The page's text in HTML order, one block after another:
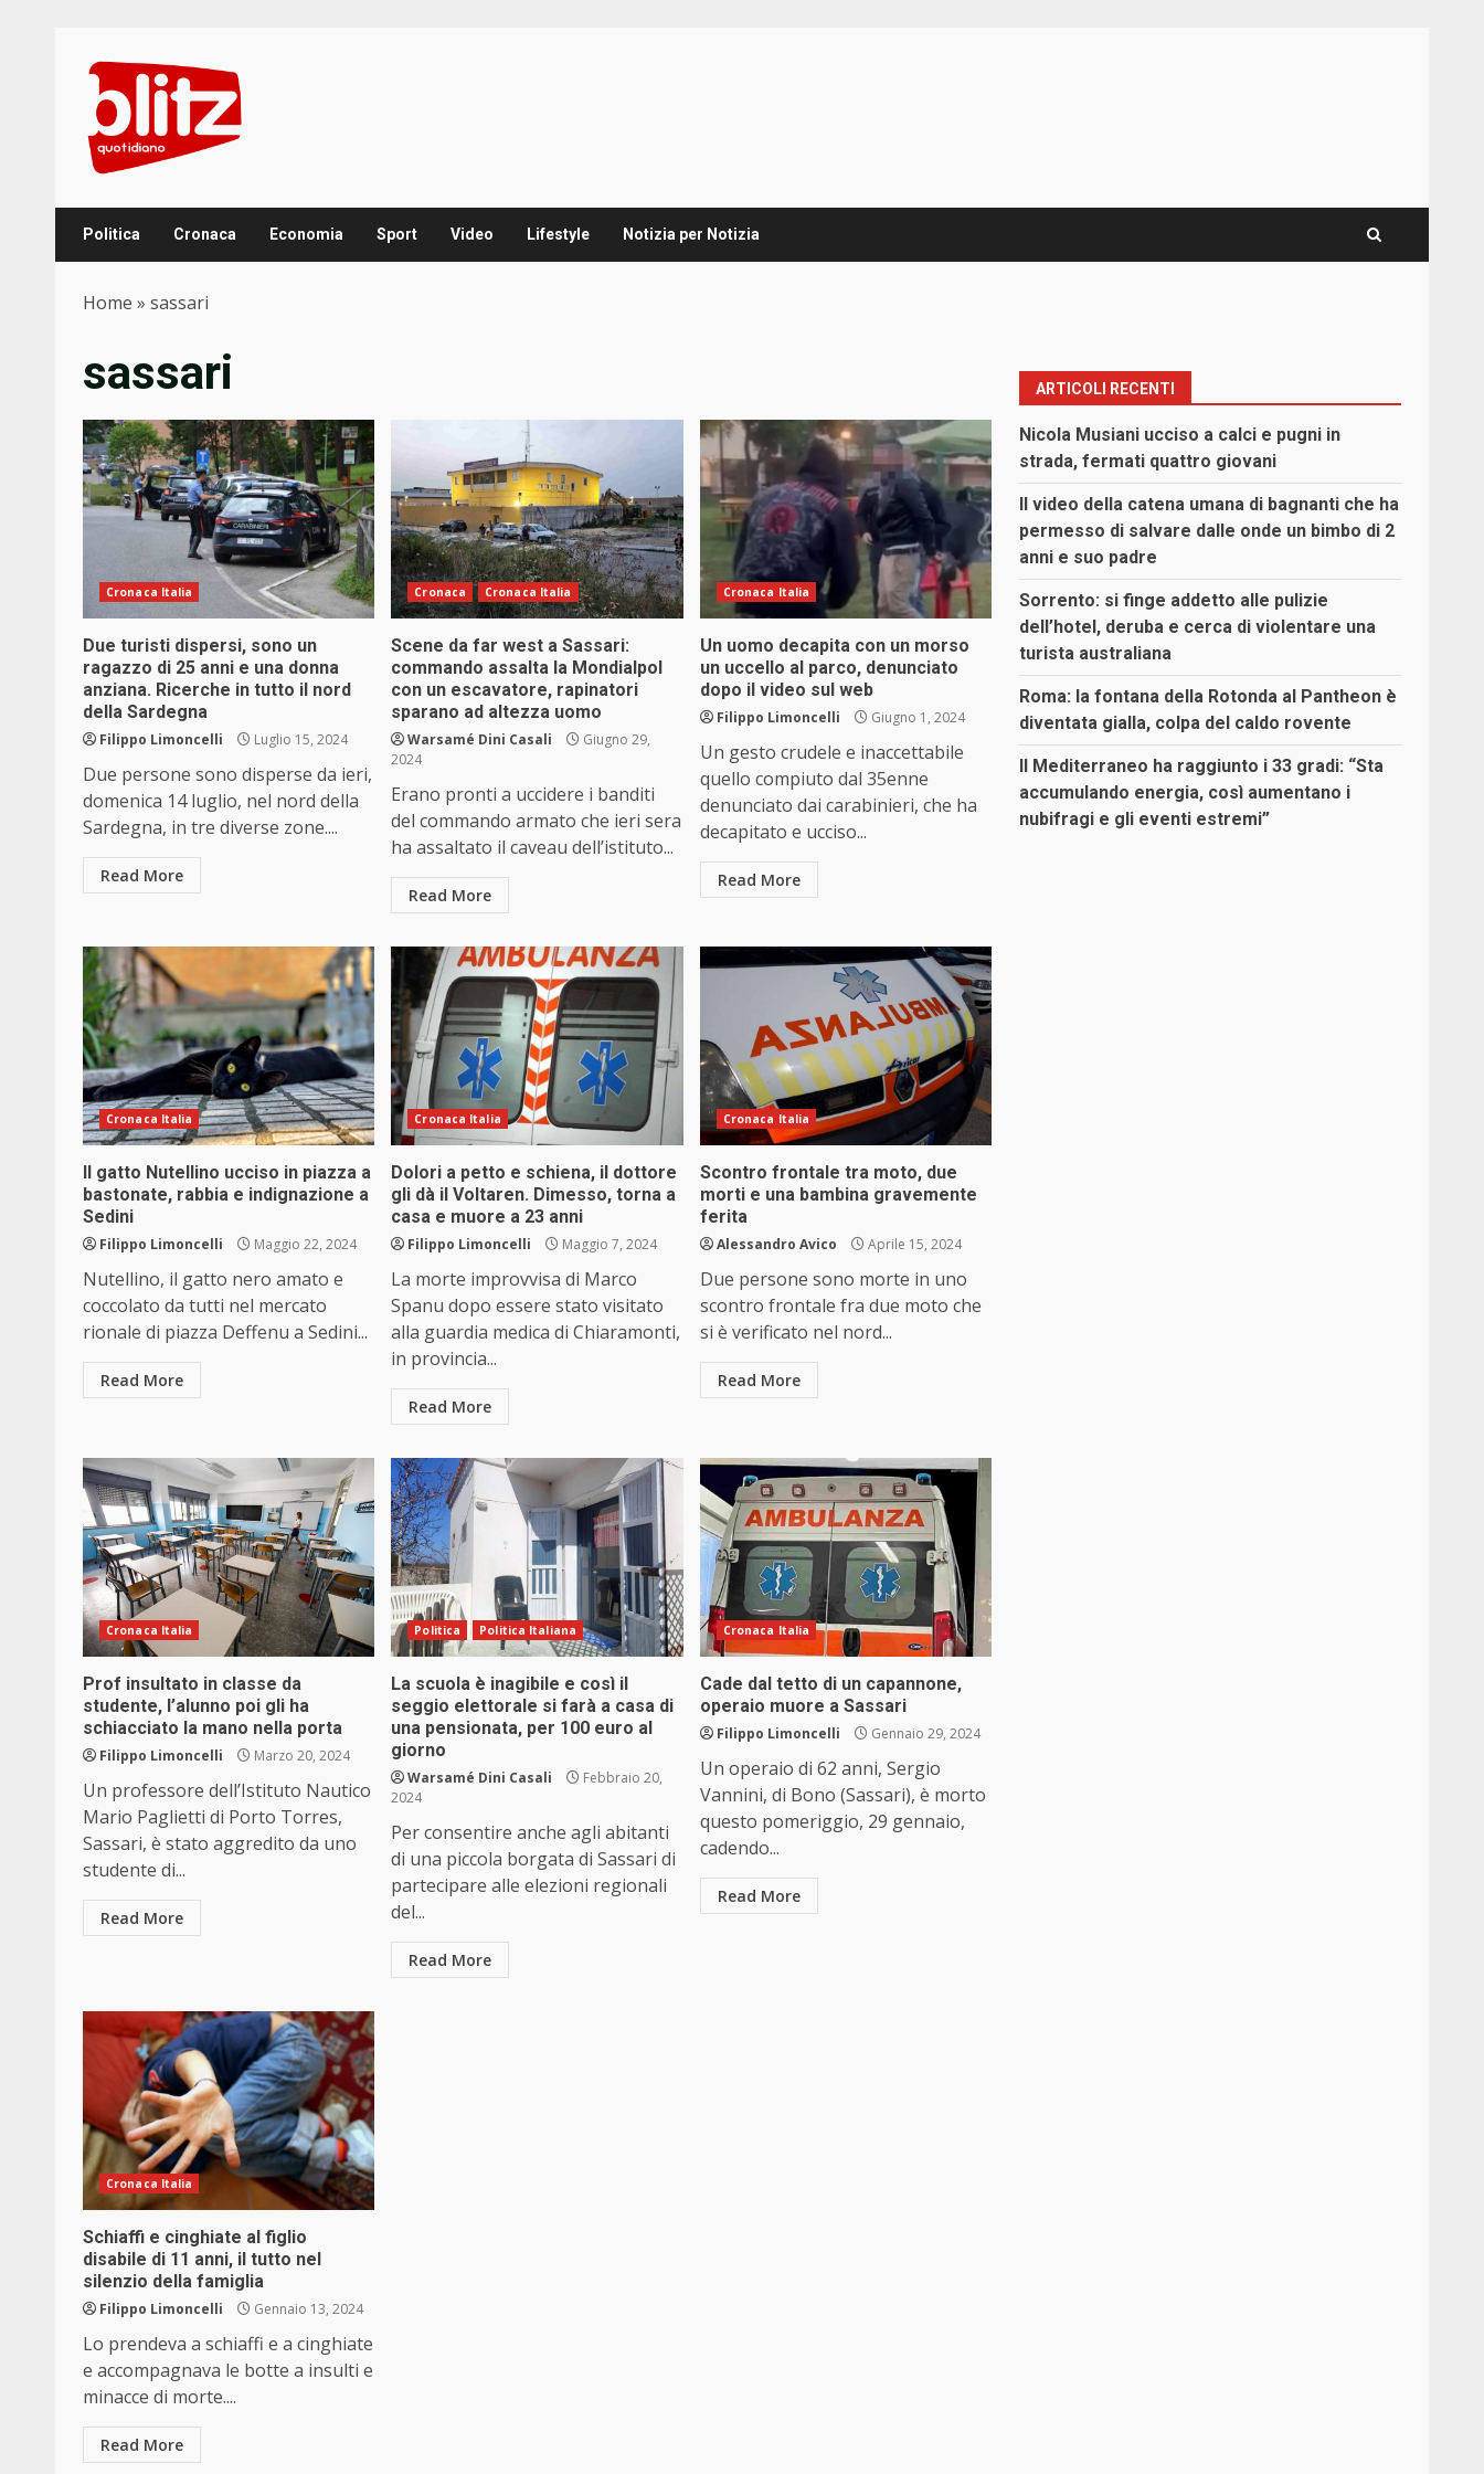
content
Politica Cronaca Economia Sport Video Lifestyle Notizia per Notizia
Home » sassari
sassari
Cronaca Italia
Due turisti dispersi, sono un
ragazzo di 25 anni e una donna
anziana. Ricerche in tutto il nord
della Sardegna
Filippo Limoncelli Luglio 15, 2024
Due persone sono disperse da ieri,
domenica 14 luglio, nel nord della
Sardegna, in tre diverse zone....
Read More
Cronaca Cronaca Italia
Scene da far west a Sassari:
commando assalta la Mondialpol
con un escavatore, rapinatori
sparano ad altezza uomo
Warsamé Dini Casali
Giugno 29,
2024
Erano pronti a uccidere i banditi
del commando armato che ieri sera
ha assaltato il caveau dell’istituto...
Read More
Cronaca Italia
Un uomo decapita con un morso
un uccello al parco, denunciato
dopo il video sul web
Filippo Limoncelli Giugno 1, 2024
Un gesto crudele e inaccettabile
quello compiuto dal 35enne
denunciato dai carabinieri, che ha
decapitato e ucciso...
Read More
Cronaca Italia
Il gatto Nutellino ucciso in piazza a
bastonate, rabbia e indignazione a
Sedini
Filippo Limoncelli Maggio 22, 2024
Nutellino, il gatto nero amato e
coccolato da tutti nel mercato
rionale di piazza Deffenu a Sedini...
Read More
Cronaca Italia
Dolori a petto e schiena, il dottore
gli dà il Voltaren. Dimesso, torna a
casa e muore a 23 anni
Filippo Limoncelli Maggio 7, 2024
La morte improvvisa di Marco
Spanu dopo essere stato visitato
alla guardia medica di Chiaramonti,
in provincia...
Read More
Cronaca Italia
Scontro frontale tra moto, due
morti e una bambina gravemente
ferita
Alessandro Avico Aprile 15, 2024
Due persone sono morte in uno
scontro frontale fra due moto che
si è verificato nel nord...
Read More
Cronaca Italia
Prof insultato in classe da
studente, l’alunno poi gli ha
schiacciato la mano nella porta
Filippo Limoncelli Marzo 20, 2024
Un professore dell’Istituto Nautico
Mario Paglietti di Porto Torres,
Sassari, è stato aggredito da uno
studente di...
Read More
Politica Politica Italiana
La scuola è inagibile e così il
seggio elettorale si farà a casa di
una pensionata, per 100 euro al
giorno
Warsamé Dini Casali
Febbraio 20,
2024
Per consentire anche agli abitanti
di una piccola borgata di Sassari di
partecipare alle elezioni regionali
del...
Read More
Cronaca Italia
Cade dal tetto di un capannone,
operaio muore a Sassari
Filippo Limoncelli Gennaio 29, 2024
Un operaio di 62 anni, Sergio
Vannini, di Bono (Sassari), è morto
questo pomeriggio, 29 gennaio,
cadendo...
Read More
Cronaca Italia
Schiaffi e cinghiate al figlio
disabile di 11 anni, il tutto nel
silenzio della famiglia
Filippo Limoncelli Gennaio 13, 2024
Lo prendeva a schiaffi e a cinghiate
e accompagnava le botte a insulti e
minacce di morte....
Read More
ARTICOLI RECENTI
Nicola Musiani ucciso a calci e pugni in
strada, fermati quattro giovani
Il video della catena umana di bagnanti che ha
permesso di salvare dalle onde un bimbo di 2
anni e suo padre
Sorrento: si finge addetto alle pulizie
dell’hotel, deruba e cerca di violentare una
turista australiana
Roma: la fontana della Rotonda al Pantheon è
diventata gialla, colpa del caldo rovente
Il Mediterraneo ha raggiunto i 33 gradi: “Sta
accumulando energia, così aumentano i
nubifragi e gli eventi estremi”